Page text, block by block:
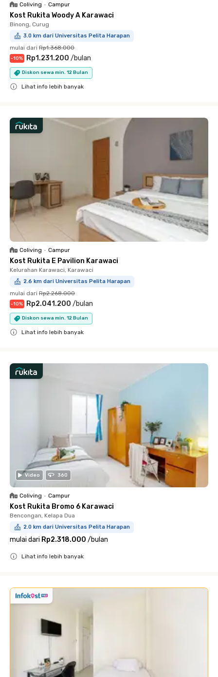
Coliving • Campur
Kost Rukita Woody A Karawaci
Binong, Curug
3.0 km dari Universitas Pelita Harapan
mulai dari Rp1.368.000
-10% Rp1.231.200 /bulan
Diskon sewa min. 12 Bulan
Lihat info lebih banyak
Coliving • Campur
Kost Rukita E Pavilion Karawaci
Kelurahan Karawaci, Karawaci
2.6 km dari Universitas Pelita Harapan
mulai dari Rp2.268.000
-10% Rp2.041.200 /bulan
Diskon sewa min. 12 Bulan
Lihat info lebih banyak
Video 360
Coliving • Campur
Kost Rukita Bromo 6 Karawaci
Bencongan, Kelapa Dua
2.0 km dari Universitas Pelita Harapan
mulai dari Rp2.318.000 /bulan
Lihat info lebih banyak